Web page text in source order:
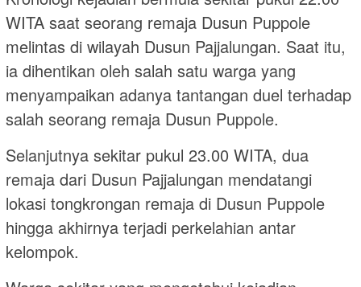
WITA saat seorang remaja Dusun Puppole
melintas di wilayah Dusun Pajjalungan. Saat itu,
ia dihentikan oleh salah satu warga yang
menyampaikan adanya tantangan duel terhadap
salah seorang remaja Dusun Puppole.
Selanjutnya sekitar pukul 23.00 WITA, dua
remaja dari Dusun Pajjalungan mendatangi
lokasi tongkrongan remaja di Dusun Puppole
hingga akhirnya terjadi perkelahian antar
kelompok.